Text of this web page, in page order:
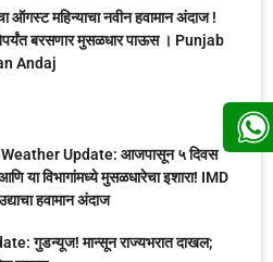
ऑगस्ट महिन्याचा नवीन हवामान अंदाज !
बरसणार मुसळधार पाऊस । Punjab
Andaj
Update: आजपासून ५ दिवस
या विभागांमध्ये मुसळधारेचा इशारा! IMD
हवामान अंदाज
गुडन्यूज! मान्सून राज्यभरात दाखल;